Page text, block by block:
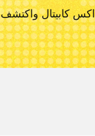
كابيتال واكتشف